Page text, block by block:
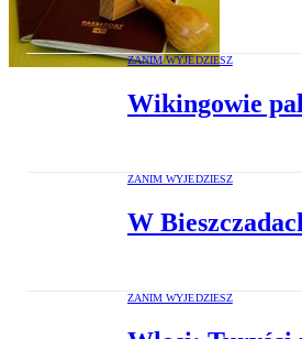
ZANIM WYJEDZIESZ
Wikingowie
ZANIM WYJEDZIESZ
W
ZANIM WYJEDZIESZ